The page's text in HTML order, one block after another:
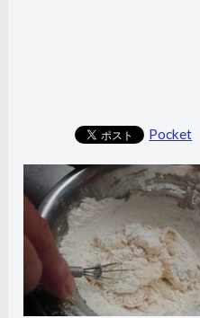
Pocket